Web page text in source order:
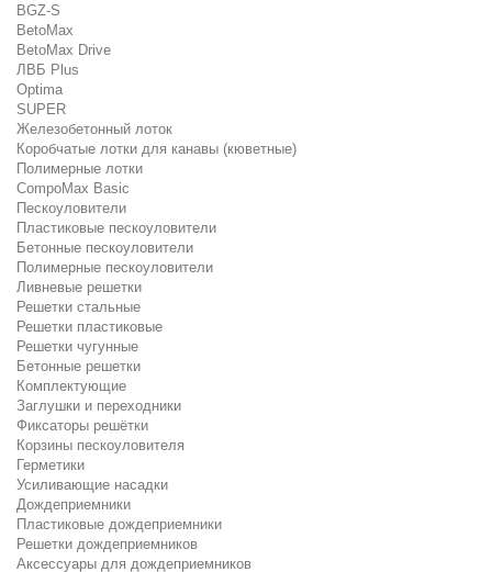
BGZ-S
BetoMax
BetoMax Drive
ЛВБ Plus
Optima
SUPER
Железобетонный лоток
Коробчатые лотки для канавы (кюветные)
Полимерные лотки
CompoMax Basic
Пескоуловители
Пластиковые пескоуловители
Бетонные пескоуловители
Полимерные пескоуловители
Ливневые решетки
Решетки стальные
Решетки пластиковые
Решетки чугунные
Бетонные решетки
Комплектующие
Заглушки и переходники
Фиксаторы решётки
Корзины пескоуловителя
Герметики
Усиливающие насадки
Дождеприемники
Пластиковые дождеприемники
Решетки дождеприемников
Аксессуары для дождеприемников